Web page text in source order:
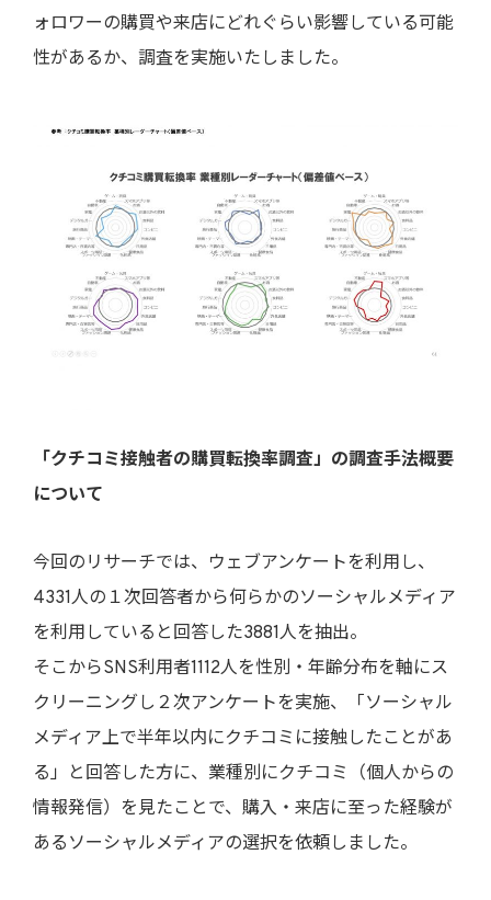
ォロワーの購買や来店にどれぐらい影響している可能
性があるか、調査を実施いたしました。
「クチコミ接触者の購買転換率調査」の調査手法概要
について
今回のリサーチでは、ウェブアンケートを利用し、
4331人の１次回答者から何らかのソーシャルメディア
を利用していると回答した3881人を抽出。
そこからSNS利用者1112人を性別・年齢分布を軸にス
クリーニングし２次アンケートを実施、「ソーシャル
メディア上で半年以内にクチコミに接触したことがあ
る」と回答した方に、業種別にクチコミ（個人からの
情報発信）を見たことで、購入・来店に至った経験が
あるソーシャルメディアの選択を依頼しました。